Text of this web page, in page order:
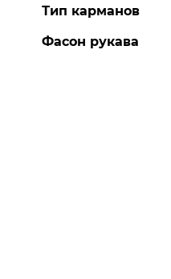
Тип карманов
Фасон рукава